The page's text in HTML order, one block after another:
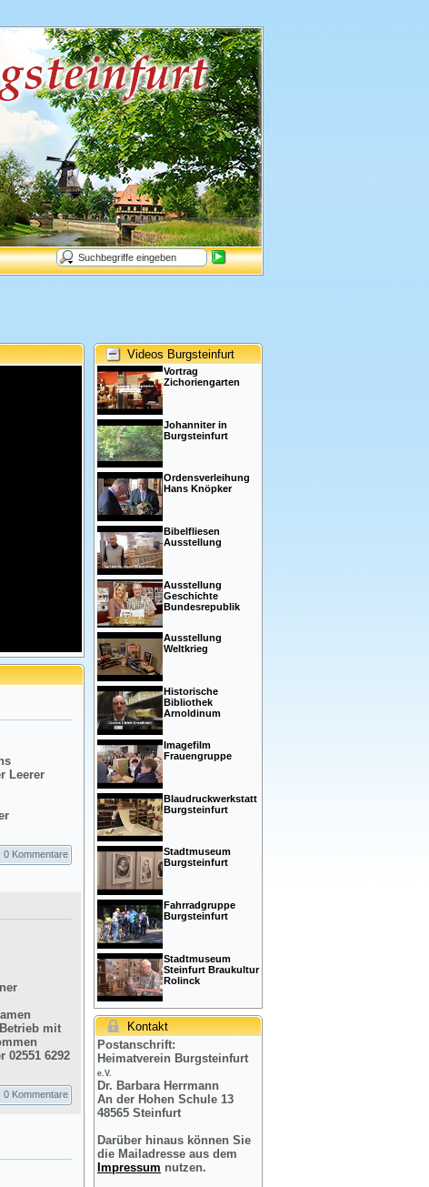
Leerer
0 Kommentare
mit
6292
0 Kommentare
Videos Burgsteinfurt
Vortrag
Zichoriengarten
Johanniter in
Burgsteinfurt
Ordensverleihung
Hans Knöpker
Bibelfliesen
Ausstellung
Ausstellung
Geschichte
Bundesrepublik
Ausstellung
Weltkrieg
Historische
Bibliothek
Arnoldinum
Imagefilm
Frauengruppe
Blaudruckwerkstatt
Burgsteinfurt
Stadtmuseum
Burgsteinfurt
Fahrradgruppe
Burgsteinfurt
Stadtmuseum
Steinfurt Braukultur
Rolinck
Kontakt
Postanschrift:
Heimatverein Burgsteinfurt
e.V.
Dr. Barbara Herrmann
An der Hohen Schule 13
48565 Steinfurt
Darüber hinaus können Sie
die Mailadresse aus dem
Impressum nutzen.